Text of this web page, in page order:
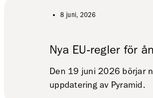
8 juni, 2026
Nya EU‑regler för
Den 19 juni 2026 börjar
uppdatering av Pyramid.